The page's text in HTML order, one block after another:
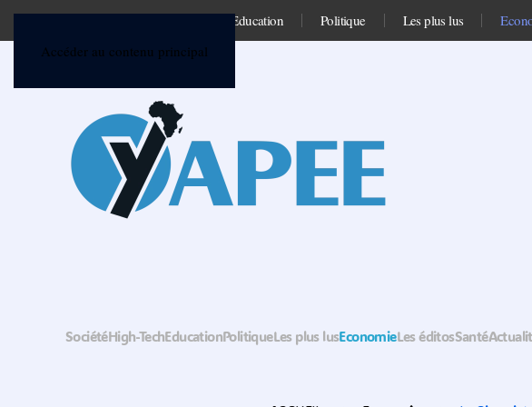
Accéder au contenu principal
Education Politique Les plus lus
SociétéHigh-TechEducationPolitiqueLes plus lusEconomieLes éditosSanté